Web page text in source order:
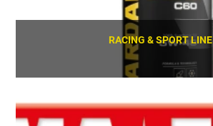
RACING & SPORT LINE